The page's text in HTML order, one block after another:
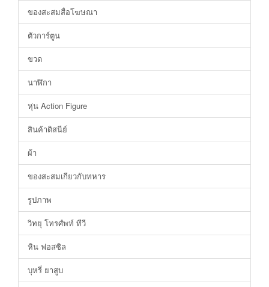
ของสะสมสื่อโฆษณา
ตัวการ์ตูน
ขวด
นาฬิกา
หุ่น Action Figure
สินค้าดิสนีย์
ผ้า
ของสะสมเกียวกับทหาร
รูปภาพ
วิทยุ โทรศํพท์ ทีวี
หิน ฟอสซิล
บุหรี่ ยาสูบ